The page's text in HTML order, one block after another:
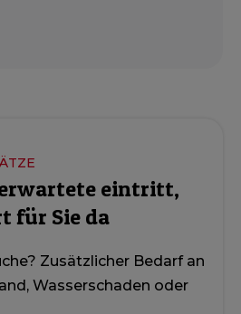
eintritt,
für Sie da
Zusätzlicher Bedarf an
Wasserschaden oder